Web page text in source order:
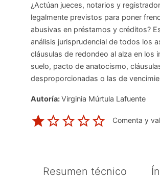
¿Actúan jueces, notarios y
legalmente previstos para poner
abusivas en préstamos y créditos?
análisis jurisprudencial de todos los
cláusulas de redondeo al alza en los
suelo, pacto de anatocismo,
desproporcionadas o las de
Autoría:Virginia Múrtula Lafuente
Comenta y
Resumen técnico